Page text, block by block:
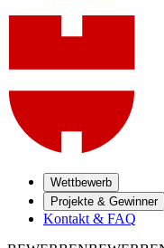
Wettbewerb
Projekte & Gewinner
Kontakt & FAQ